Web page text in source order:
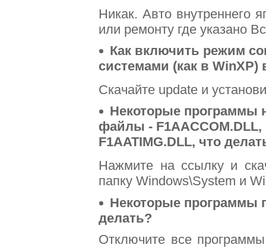
Никак. Авто внутреннего
или ремонту где указано
Как включить режим
системами (как в WinXP)
Скачайте update и
Некоторые программы
файлы - F1AACCOM.DLL,
F1AATIMG.DLL, что
Нажмите на ссылку и
папку Windows\System и
Некоторые программы
делать?
Отключите все